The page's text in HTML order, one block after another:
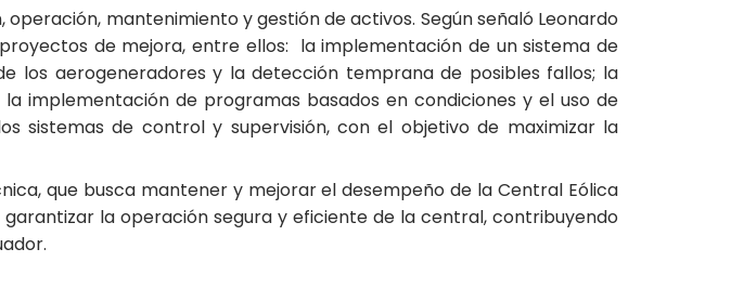
mantenimiento y gestión de activos. Según señaló Leonardo
de mejora, entre ellos: la implementación de un sistema de
los aerogeneradores y la detección temprana de posibles fallos; la
implementación de programas basados en condiciones y el uso de
sistemas de control y supervisión, con el objetivo de maximizar la
que busca mantener y mejorar el desempeño de la Central Eólica
la operación segura y eficiente de la central, contribuyendo